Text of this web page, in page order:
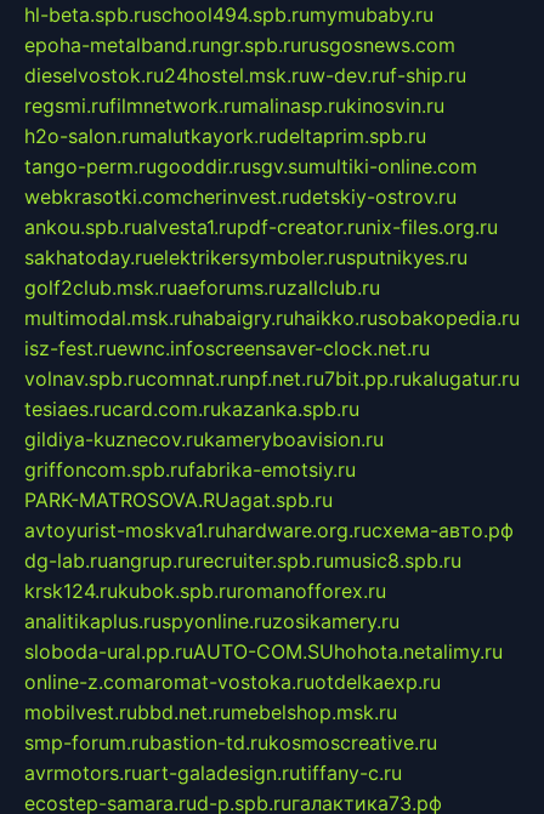
hl-beta.spb.ruschool494.spb.rumymubaby.ru
epoha-metalband.rungr.spb.rurusgosnews.com
dieselvostok.ru24hostel.msk.ruw-dev.ruf-ship.ru
regsmi.rufilmnetwork.rumalinasp.rukinosvin.ru
h2o-salon.rumalutkayork.rudeltaprim.spb.ru
tango-perm.rugooddir.rusgv.sumultiki-online.com
webkrasotki.comcherinvest.rudetskiy-ostrov.ru
ankou.spb.rualvesta1.rupdf-creator.runix-files.org.ru
sakhatoday.ruelektrikersymboler.rusputnikyes.ru
golf2club.msk.ruaeforums.ruzallclub.ru
multimodal.msk.ruhabaigry.ruhaikko.rusobakopedia.ru
isz-fest.ruewnc.infoscreensaver-clock.net.ru
volnav.spb.rucomnat.runpf.net.ru7bit.pp.rukalugatur.ru
tesiaes.rucard.com.rukazanka.spb.ru
gildiya-kuznecov.rukameryboavision.ru
griffoncom.spb.rufabrika-emotsiy.ru
PARK-MATROSOVA.RUagat.spb.ru
avtoyurist-moskva1.ruhardware.org.ruсхема-авто.рф
dg-lab.ruangrup.rurecruiter.spb.rumusic8.spb.ru
krsk124.rukubok.spb.ruromanofforex.ru
analitikaplus.ruspyonline.ruzosikamery.ru
sloboda-ural.pp.ruAUTO-COM.SUhohota.netalimy.ru
online-z.comaromat-vostoka.ruotdelkaexp.ru
mobilvest.rubbd.net.rumebelshop.msk.ru
smp-forum.rubastion-td.rukosmoscreative.ru
avrmotors.ruart-galadesign.rutiffany-c.ru
ecostep-samara.rud-p.spb.ruгалактика73.рф